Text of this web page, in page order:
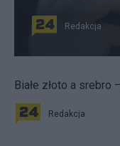
Redakcja
Białe złoto a srebro
Redakcja